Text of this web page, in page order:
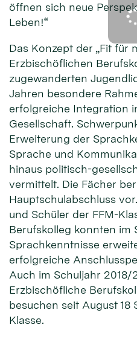
öffnen sich neue
Leben!“
Das Konzept der „Fit für
Erzbischöflichen
zugewanderten
Jahren besondere
erfolgreiche Integration
Gesellschaft.
Erweiterung der
Sprache und
hinaus politisch-
vermittelt. Die Fächer
Hauptschulabschluss
und Schüler der FFM-
Berufskolleg konnten im
Sprachkenntnisse
erfolgreiche
Auch im Schuljahr 2018/
Erzbischöfliche
besuchen seit August 18
Klasse.